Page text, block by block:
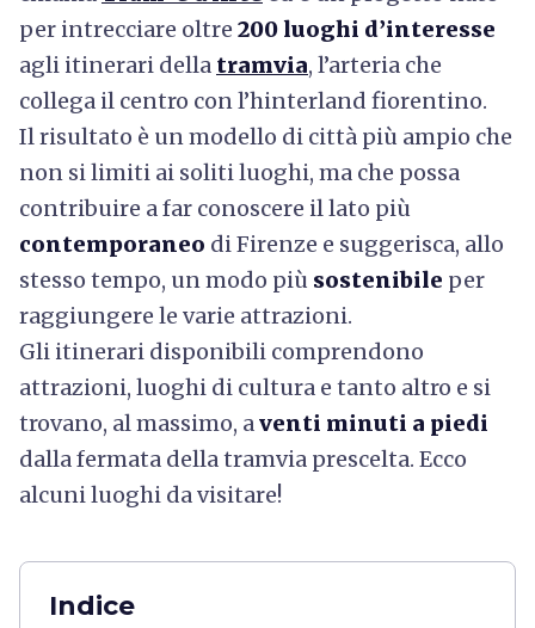
per intrecciare oltre 200 luoghi d’interesse
agli itinerari della tramvia, l’arteria che
collega il centro con l’hinterland fiorentino.
Il risultato è un modello di città più ampio che
non si limiti ai soliti luoghi, ma che possa
contribuire a far conoscere il lato più
contemporaneo di Firenze e suggerisca, allo
stesso tempo, un modo più sostenibile per
raggiungere le varie attrazioni.
Gli itinerari disponibili comprendono
attrazioni, luoghi di cultura e tanto altro e si
trovano, al massimo, aventi minuti a piedi
dalla fermata della tramvia prescelta. Ecco
alcuni luoghi da visitare!
Indice